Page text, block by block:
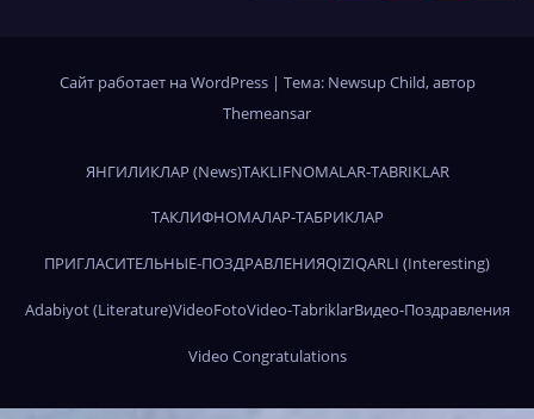
Сайт работает на WordPress | Тема: Newsup Child, автор
Themeansar
ЯНГИЛИКЛАР (News)TAKLIFNOMALAR-TABRIKLAR
ТАКЛИФНОМАЛАР-ТАБРИКЛАР
ПРИГЛАСИТЕЛЬНЫЕ-ПОЗДРАВЛЕНИЯQIZIQARLI (Interesting)
Adabiyot (Literature)VideoFotoVideo-TabriklarВидео-Поздравления
Video Congratulations